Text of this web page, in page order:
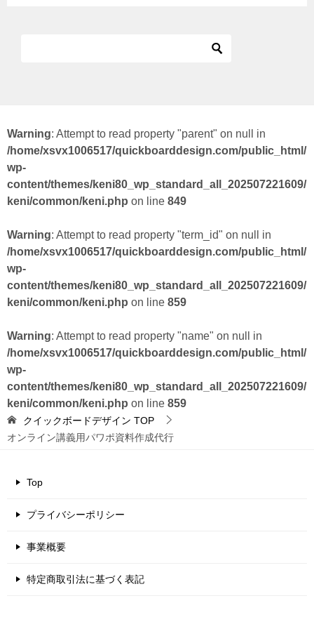
Warning: Attempt to read property "parent" on null in
/home/xsvx1006517/quickboarddesign.com/public_html/
wp-
content/themes/keni80_wp_standard_all_202507221609/
keni/common/keni.php on line 849
Warning: Attempt to read property "term_id" on null in
/home/xsvx1006517/quickboarddesign.com/public_html/
wp-
content/themes/keni80_wp_standard_all_202507221609/
keni/common/keni.php on line 859
Warning: Attempt to read property "name" on null in
/home/xsvx1006517/quickboarddesign.com/public_html/
wp-
content/themes/keni80_wp_standard_all_202507221609/
keni/common/keni.php on line 859
クイックボードデザイン TOP
オンライン講義用パワポ資料作成代行
Top
プライバシーポリシー
事業概要
特定商取引法に基づく表記